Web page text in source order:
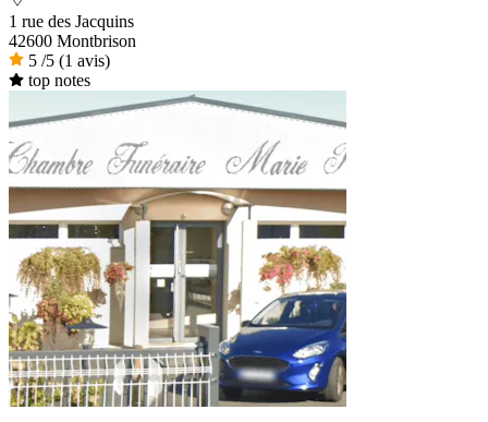
1 rue des Jacquins
42600 Montbrison
5 /5 (1 avis)
top notes